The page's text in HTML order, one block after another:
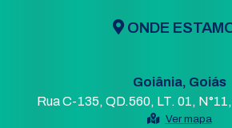
ONDE
Goiânia, Goiás
Rua C-135, QD.560, LT. 01,
Ver mapa